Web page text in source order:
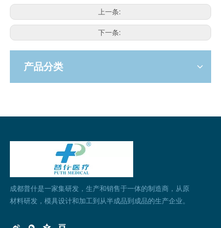
上一条:
下一条:
产品分类
成都普什是一家集研发，生产和销售于一体的制造商，从原
材料研发，模具设计和加工到从半成品到成品的生产企业。